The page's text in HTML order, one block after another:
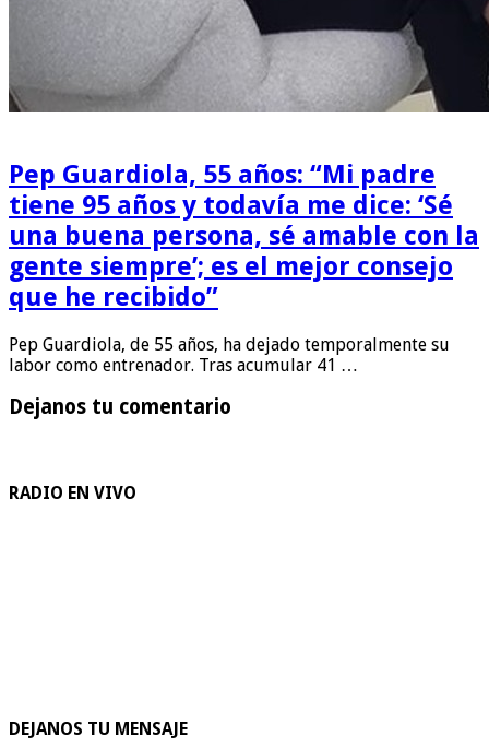
Pep Guardiola, 55 años: “Mi padre
tiene 95 años y todavía me dice: ‘Sé
una buena persona, sé amable con la
gente siempre’; es el mejor consejo
que he recibido”
Pep Guardiola, de 55 años, ha dejado temporalmente su
labor como entrenador. Tras acumular 41 …
Dejanos tu comentario
RADIO EN VIVO
DEJANOS TU MENSAJE